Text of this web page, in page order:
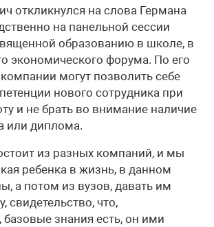
откликнулся на слова Германа
на панельной сессии
образованию в школе, в
экономического форума. По его
могут позволить себе
нового сотрудника при
и не брать во внимание наличие
или диплома.
из разных компаний, и мы
ребенка в жизнь, в данном
а потом из вузов, давать им
свидетельство, что,
базовые знания есть, он ими